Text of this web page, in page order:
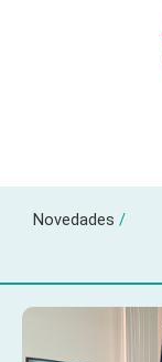
Novedades /